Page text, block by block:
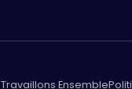
Travaillons Ensemble